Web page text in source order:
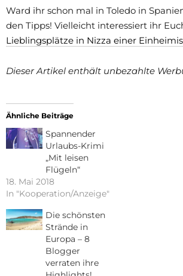
Ward ihr schon mal in Toledo in
den Tipps! Vielleicht interessiert ihr
Lieblingsplätze in Nizza einer
Dieser Artikel enthält unbezahlte
Ähnliche Beiträge
Spannender
Urlaubs-Krimi
„Mit leisen
Flügeln“
18. Mai 2018
In "Kooperation/Anzeige"
Die schönsten
Strände in
Europa – 8
Blogger
verraten ihre